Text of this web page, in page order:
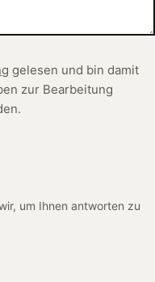
gelesen und bin damit
zur Bearbeitung
um Ihnen antworten zu